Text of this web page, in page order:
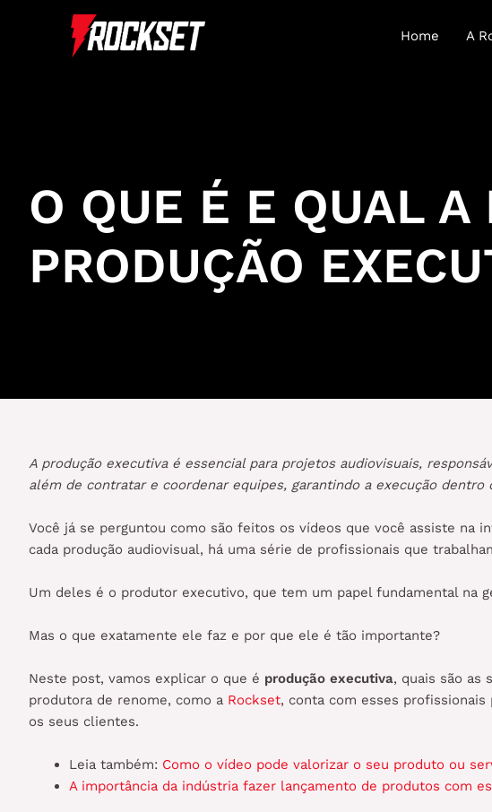
Home A
O QUE É E QUAL
PRODUÇÃO
A produção executiva é essencial para projetos audiovisuais,
além de contratar e coordenar equipes, garantindo a execução dentro
Você já se perguntou como são feitos os vídeos que você assiste na
cada produção audiovisual, há uma série de profissionais que
Um deles é o produtor executivo, que tem um papel fundamental na
Mas o que exatamente ele faz e por que ele é tão importante?
Neste post, vamos explicar o que é produção executiva, quais são as
produtora de renome, como a Rockset, conta com esses
os seus clientes.
Leia também: Como o vídeo pode valorizar o seu produto ou
A importância da indústria fazer lançamento de produtos com